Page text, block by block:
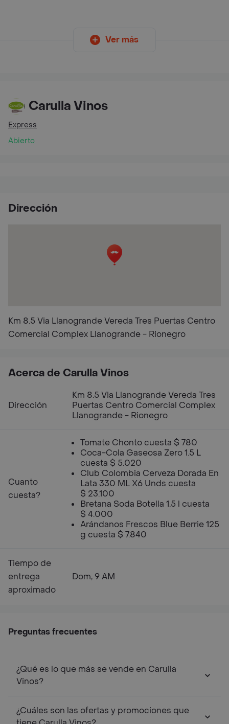
Ver más
Carulla Vinos
Express
Abierto
Dirección
Km 8.5 Via Llanogrande Vereda Tres Puertas Centro
Comercial Complex Llanogrande - Rionegro
Acerca de Carulla Vinos
Dirección
Km 8.5 Via Llanogrande Vereda Tres
Puertas Centro Comercial Complex
Llanogrande - Rionegro
Cuanto
cuesta?
Tomate Chonto cuesta $ 780
Coca-Cola Gaseosa Zero 1.5 L
cuesta $ 5.020
Club Colombia Cerveza Dorada En
Lata 330 ML X6 Unds cuesta
$ 23.100
Bretana Soda Botella 1.5 l cuesta
$ 4.000
Arándanos Frescos Blue Berrie 125
g cuesta $ 7.840
Tiempo de
entrega
aproximado
Dom, 9 AM
Preguntas frecuentes
¿Qué es lo que más se vende en Carulla
Vinos?
¿Cuáles son las ofertas y promociones que